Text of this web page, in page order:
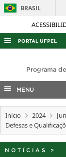
BRASIL
PORTAL UFPEL
AUDITORIA
COBALTO
CONCURSOS
EDITAIS
INTERNACIONAL
Programa
MENU
Início 2024
Defesas e
NOTÍCIAS >